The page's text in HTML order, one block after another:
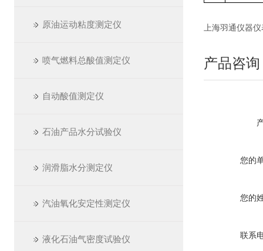
原油运动粘度测定仪
喷气燃料总酸值测定仪
自动酸值测定仪
石油产品水分试验仪
润滑脂水分测定仪
汽油氧化安定性测定仪
液化石油气密度试验仪
上海羽通仪器
产品咨询
您的
您的
联系